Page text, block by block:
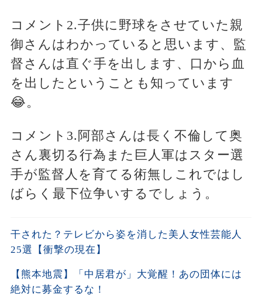
コメント2.子供に野球をさせていた親
御さんはわかっていると思います、監
督さんは直ぐ手を出します、口から血
を出したということも知っています
😂。
コメント3.阿部さんは長く不倫して奥
さん裏切る行為また巨人軍はスター選
手が監督人を育てる術無しこれではし
ばらく最下位争いするでしょう。
干された？テレビから姿を消した美人女性芸能人
25選【衝撃の現在】
【熊本地震】「中居君が」大覚醒！あの団体には
絶対に募金するな！